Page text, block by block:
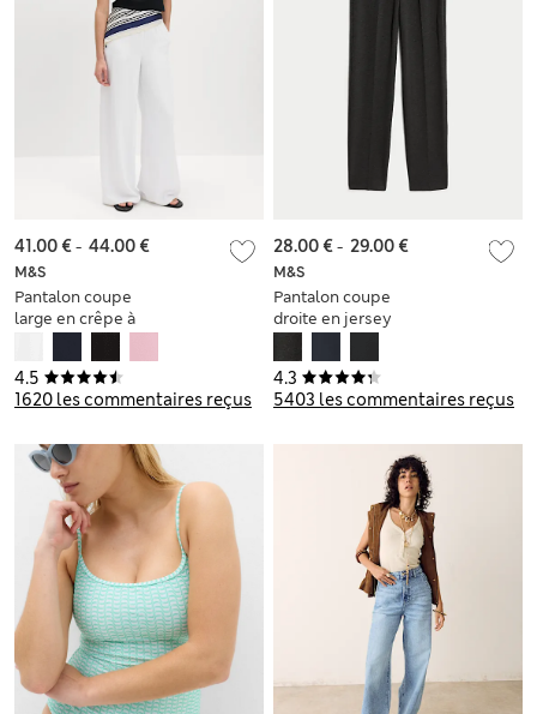
4.5
1620 les commentaires reçus
M&S
Pantalon coupe
large en crêpe à
41.00 €- 44.00 €
4.3
5403 les commentaires reçus
M&S
Pantalon coupe
droite en jersey
28.00 €- 29.00 €